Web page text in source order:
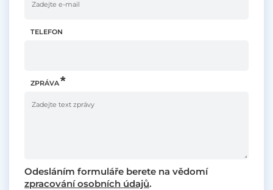
TELEFON
ZPRÁVA
Odesláním formuláře berete na vědomí
zpracování osobních údajů.